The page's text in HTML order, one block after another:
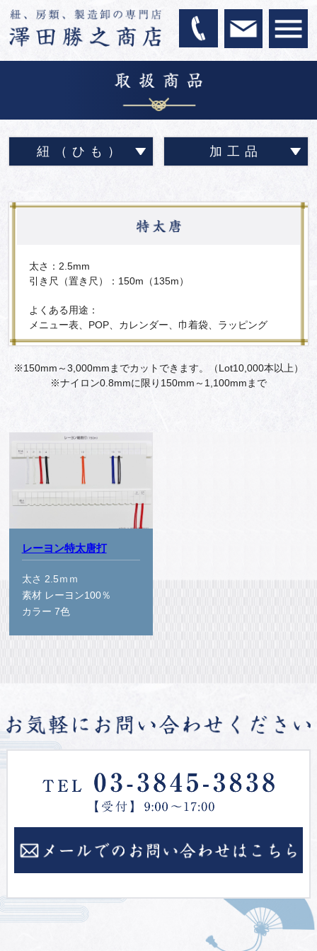
紐（ひも） 加工品
太さ：2.5mm
引き尺（置き尺）：150m（135m）
よくある用途：
メニュー表、POP、カレンダー、巾着袋、ラッピング
※150mm～3,000mmまでカットできます。（Lot10,000本以上）
※ナイロン0.8mmに限り150mm～1,100mmまで
レーヨン特太唐打
太さ 2.5ｍｍ
素材 レーヨン100％
カラー 7色